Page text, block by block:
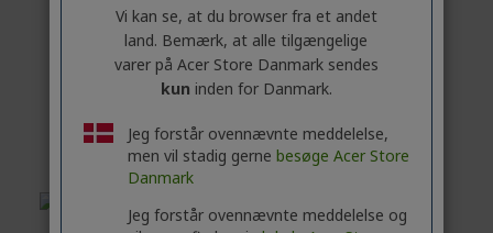
Vi kan se, at du browser fra et andet
land. Bemærk, at alle tilgængelige
varer på Acer Store Danmark sendes
kun inden for Danmark.
Jeg forstår ovennævnte meddelelse,
men vil stadig gerne besøge Acer Store
Danmark
Jeg forstår ovennævnte meddelelse og